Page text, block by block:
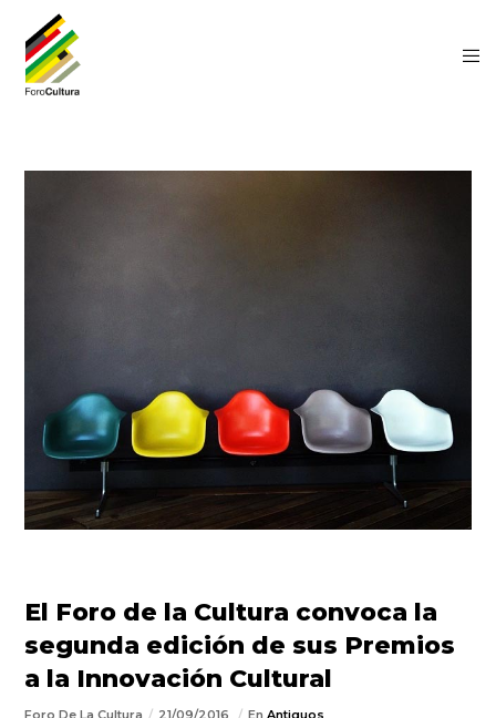
El Foro de la Cultura convoca la
segunda edición de sus Premios
a la Innovación Cultural